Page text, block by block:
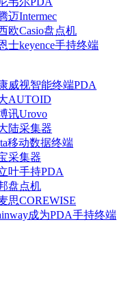
迈Intermec
欧Casio盘点机
士keyence手持终端
威视智能终端PDA
AUTOID
讯Urovo
陆采集器
移动数据终端
采集器
叶手持PDA
盘点机
思COREWISE
成为PDA手持终端